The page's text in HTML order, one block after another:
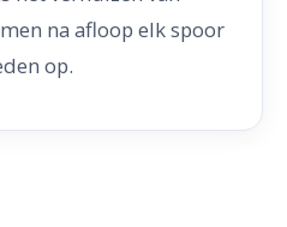
na afloop elk spoor
op.